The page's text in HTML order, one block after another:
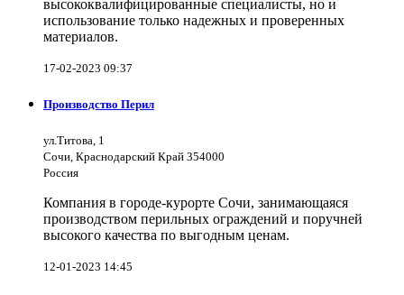
высококвалифицированные специалисты, но и
использование только надежных и проверенных
материалов.
17-02-2023 09:37
Производство Перил
ул.Титова, 1
Сочи, Краснодарский Край 354000
Россия
Компания в городе-курорте Сочи, занимающаяся
производством перильных ограждений и поручней
высокого качества по выгодным ценам.
12-01-2023 14:45